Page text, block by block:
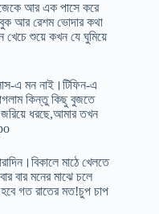
আর এক পাসে করে
আর রেশম ভোদার কথা
শুয়ে কখন যে ঘুমিয়ে
এ মন নাই।টিফিন-এ
কিন্তু কিছু বুজতে
ধরছে,আমার তখন
মাঠে খেলতে
বার মনের মাঝে চলে
গত রাতের মত!চুপ চাপ